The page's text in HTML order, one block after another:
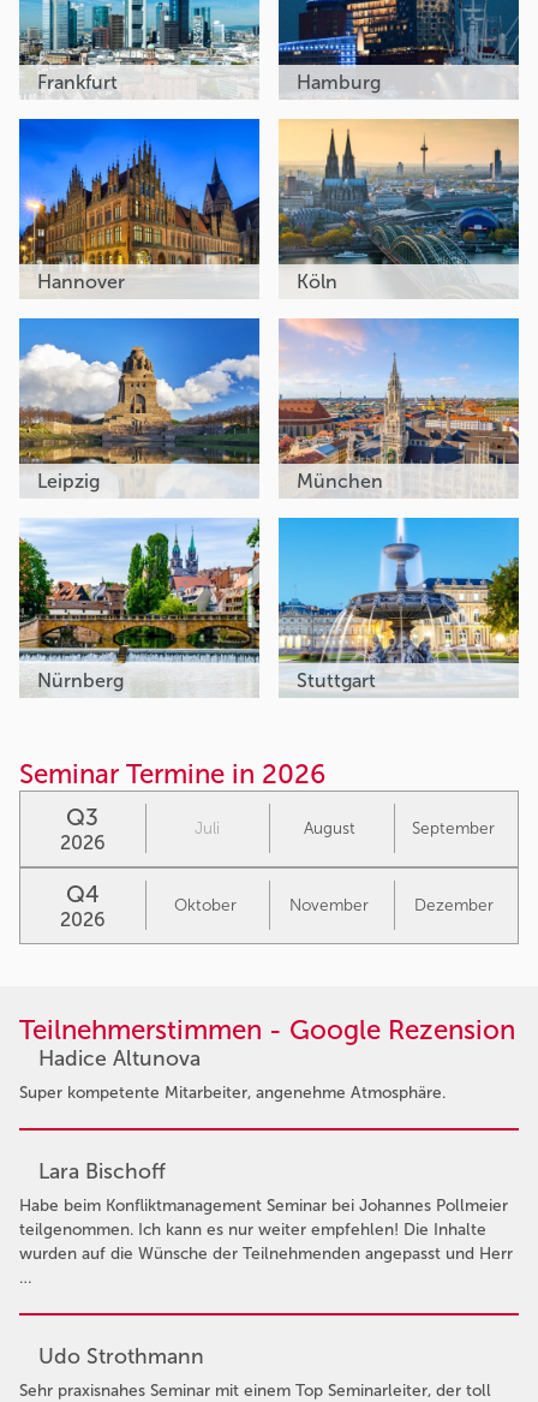
Teilnehmerstimmen - Google Rezension
Hadice Altunova
Super kompetente Mitarbeiter, angenehme Atmosphäre.
Lara Bischoff
Habe beim Konfliktmanagement Seminar bei Johannes Pollmeier
teilgenommen. Ich kann es nur weiter empfehlen! Die Inhalte
wurden auf die Wünsche der Teilnehmenden angepasst und Herr
…
Udo Strothmann
Sehr praxisnahes Seminar mit einem Top Seminarleiter, der toll
Frankfurt Hamburg
Hannover Köln
Leipzig München
Nürnberg Stuttgart
Seminar Termine in 2026
Q3
2026
Juli August September
Q4
2026
Oktober November Dezember